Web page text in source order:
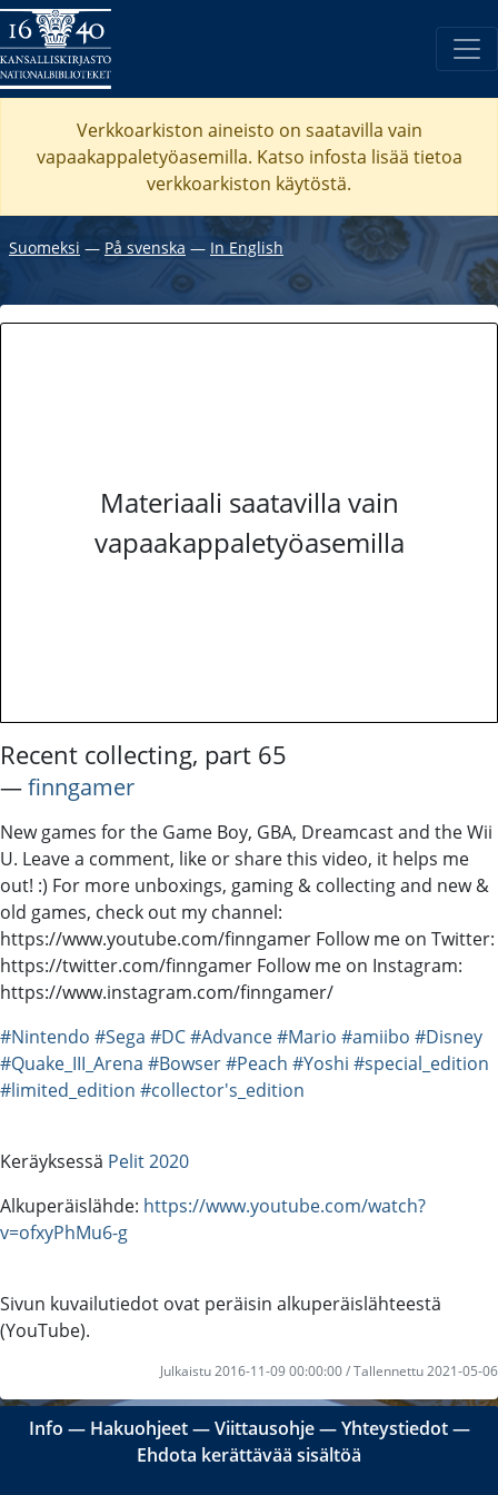
Verkkoarkiston aineisto on saatavilla vain
vapaakappaletyöasemilla. Katso infosta lisää tietoa
verkkoarkiston käytöstä.
Suomeksi ― På svenska ― In English
Materiaali saatavilla vain
vapaakappaletyöasemilla
Recent collecting, part 65
―finngamer
New games for the Game Boy, GBA, Dreamcast and the Wii
U. Leave a comment, like or share this video, it helps me
out! :) For more unboxings, gaming & collecting and new &
old games, check out my channel:
https://www.youtube.com/finngamer Follow me on Twitter:
https://twitter.com/finngamer Follow me on Instagram:
https://www.instagram.com/finngamer/
#Nintendo #Sega #DC#Advance#Mario #amiibo #Disney
#Quake_III_Arena #Bowser#Peach #Yoshi #special_edition
#limited_edition #collector's_edition
Keräyksessä Pelit 2020
Alkuperäislähde: https://www.youtube.com/watch?
v=ofxyPhMu6-g
Sivun kuvailutiedot ovat peräisin alkuperäislähteestä
(YouTube).
Julkaistu 2016-11-09 00:00:00 / Tallennettu 2021-05-06
Info ― Hakuohjeet―Viittausohje―Yhteystiedot―
Ehdota kerättävää sisältöä